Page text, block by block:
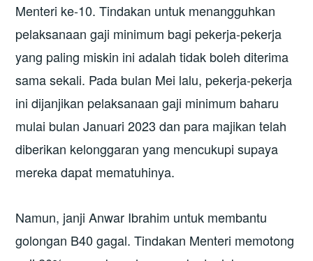
Menteri ke-10. Tindakan untuk menangguhkan
pelaksanaan gaji minimum bagi pekerja-pekerja
yang paling miskin ini adalah tidak boleh diterima
sama sekali. Pada bulan Mei lalu, pekerja-pekerja
ini dijanjikan pelaksanaan gaji minimum baharu
mulai bulan Januari 2023 dan para majikan telah
diberikan kelonggaran yang mencukupi supaya
mereka dapat mematuhinya.
Namun, janji Anwar Ibrahim untuk membantu
golongan B40 gagal. Tindakan Menteri memotong